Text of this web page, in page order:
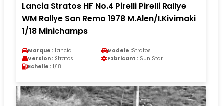
Lancia Stratos HF No.4 Pirelli Pirelli Rallye
WM Rallye San Remo 1978 M.Alen/I.Kivimaki
1/18 Minichamps
Marque : Lancia Modele :Stratos
Version : Stratos Fabricant : Sun Star
Echelle : 1/18